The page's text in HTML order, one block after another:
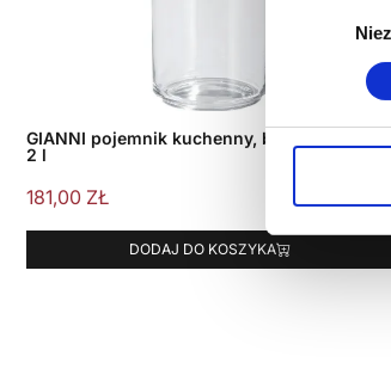
GIANNI pojemnik kuchenny, biała pokrywka;
2 l
181,00 ZŁ
DODAJ DO KOSZYKA